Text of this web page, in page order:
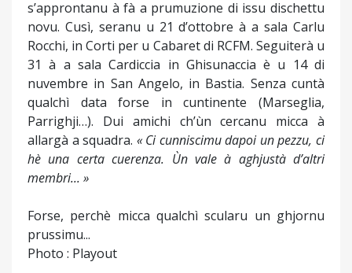
s’approntanu à fà a prumuzione di issu dischettu
novu. Cusì, seranu u 21 d’ottobre à a sala Carlu
Rocchi, in Corti per u Cabaret di RCFM. Seguiterà u
31 à a sala Cardiccia in Ghisunaccia è u 14 di
nuvembre in San Angelo, in Bastia. Senza cuntà
qualchì data forse in cuntinente (Marseglia,
Parrighji…). Dui amichi ch’ùn cercanu micca à
allargà a squadra. « Ci cunniscimu dapoi un pezzu, ci
hè una certa cuerenza. Ùn vale à aghjustà d’altri
membri... »
Forse, perchè micca qualchì scularu un ghjornu
prussimu...
Photo : Playout